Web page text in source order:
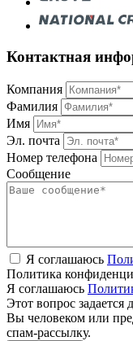
Контактная
Компания
Фамилия
Имя
Эл. почта
Номер телефона
Сообщение
Я соглашаюсь
Политика
Я соглашаюсь
Этот вопрос задается
Вы человеком или
спам-рассылку.